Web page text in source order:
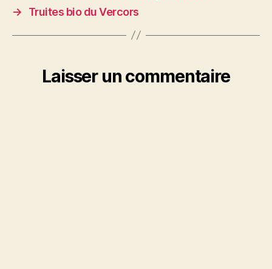
→
Truites bio du Vercors
Laisser un commentaire